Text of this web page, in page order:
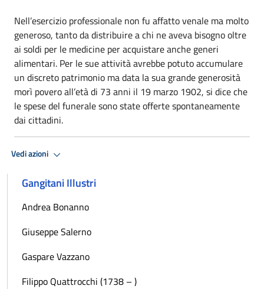
Nell’esercizio professionale non fu affatto venale ma molto
generoso, tanto da distribuire a chi ne aveva bisogno oltre
ai soldi per le medicine per acquistare anche generi
alimentari. Per le sue attività avrebbe potuto accumulare
un discreto patrimonio ma data la sua grande generosità
morì povero all’età di 73 anni il 19 marzo 1902, si dice che
le spese del funerale sono state offerte spontaneamente
dai cittadini.
Vedi azioni
Gangitani Illustri
Andrea Bonanno
Giuseppe Salerno
Gaspare Vazzano
Filippo Quattrocchi (1738 – )